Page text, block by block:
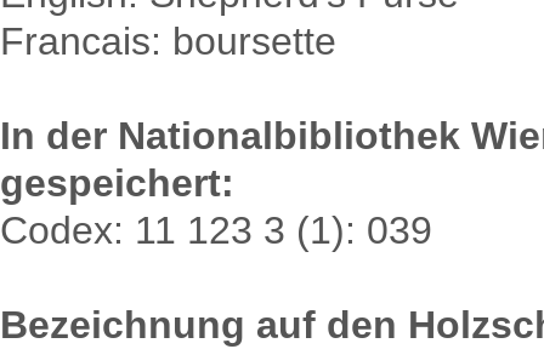
Francais: boursette
In der Nationalbibliothek
gespeichert:
Codex: 11 123 3 (1): 039
Bezeichnung auf den